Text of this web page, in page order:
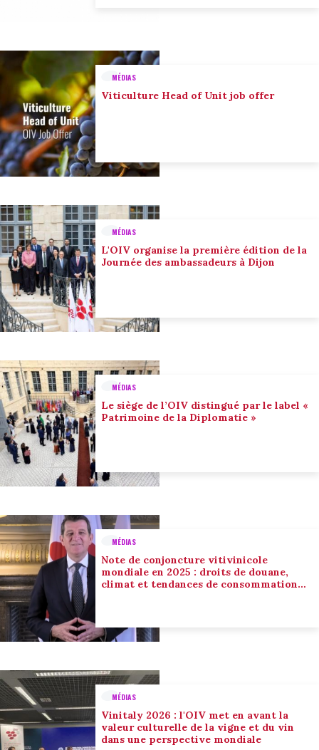
MÉDIAS
Viticulture Head of Unit job offer
MÉDIAS
L'OIV organise la première édition de la
Journée des ambassadeurs à Dijon
MÉDIAS
Le siège de l’OIV distingué par le label «
Patrimoine de la Diplomatie »
MÉDIAS
Note de conjoncture vitivinicole
mondiale en 2025 : droits de douane,
climat et tendances de consommation
MÉDIAS
Vinitaly 2026 : l'OIV met en avant la
valeur culturelle de la vigne et du vin
dans une perspective mondiale